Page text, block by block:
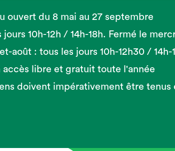
ouvert du 8 mai au 27 septembre
jours 10h-12h / 14h-18h. Fermé le
août : tous les jours 10h-12h30 / 14h-
accès libre et gratuit toute l'année
doivent impérativement être tenus